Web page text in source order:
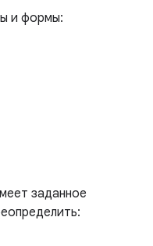
и формы:
заданное